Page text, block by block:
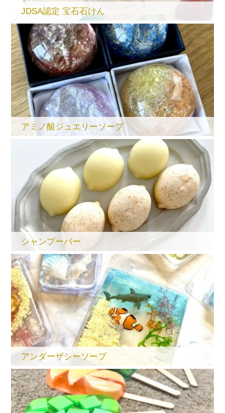
JDSA認定 宝石石けん
アミノ酸ジュエリーソープ
シャンプーバー
アンダーザシーソープ